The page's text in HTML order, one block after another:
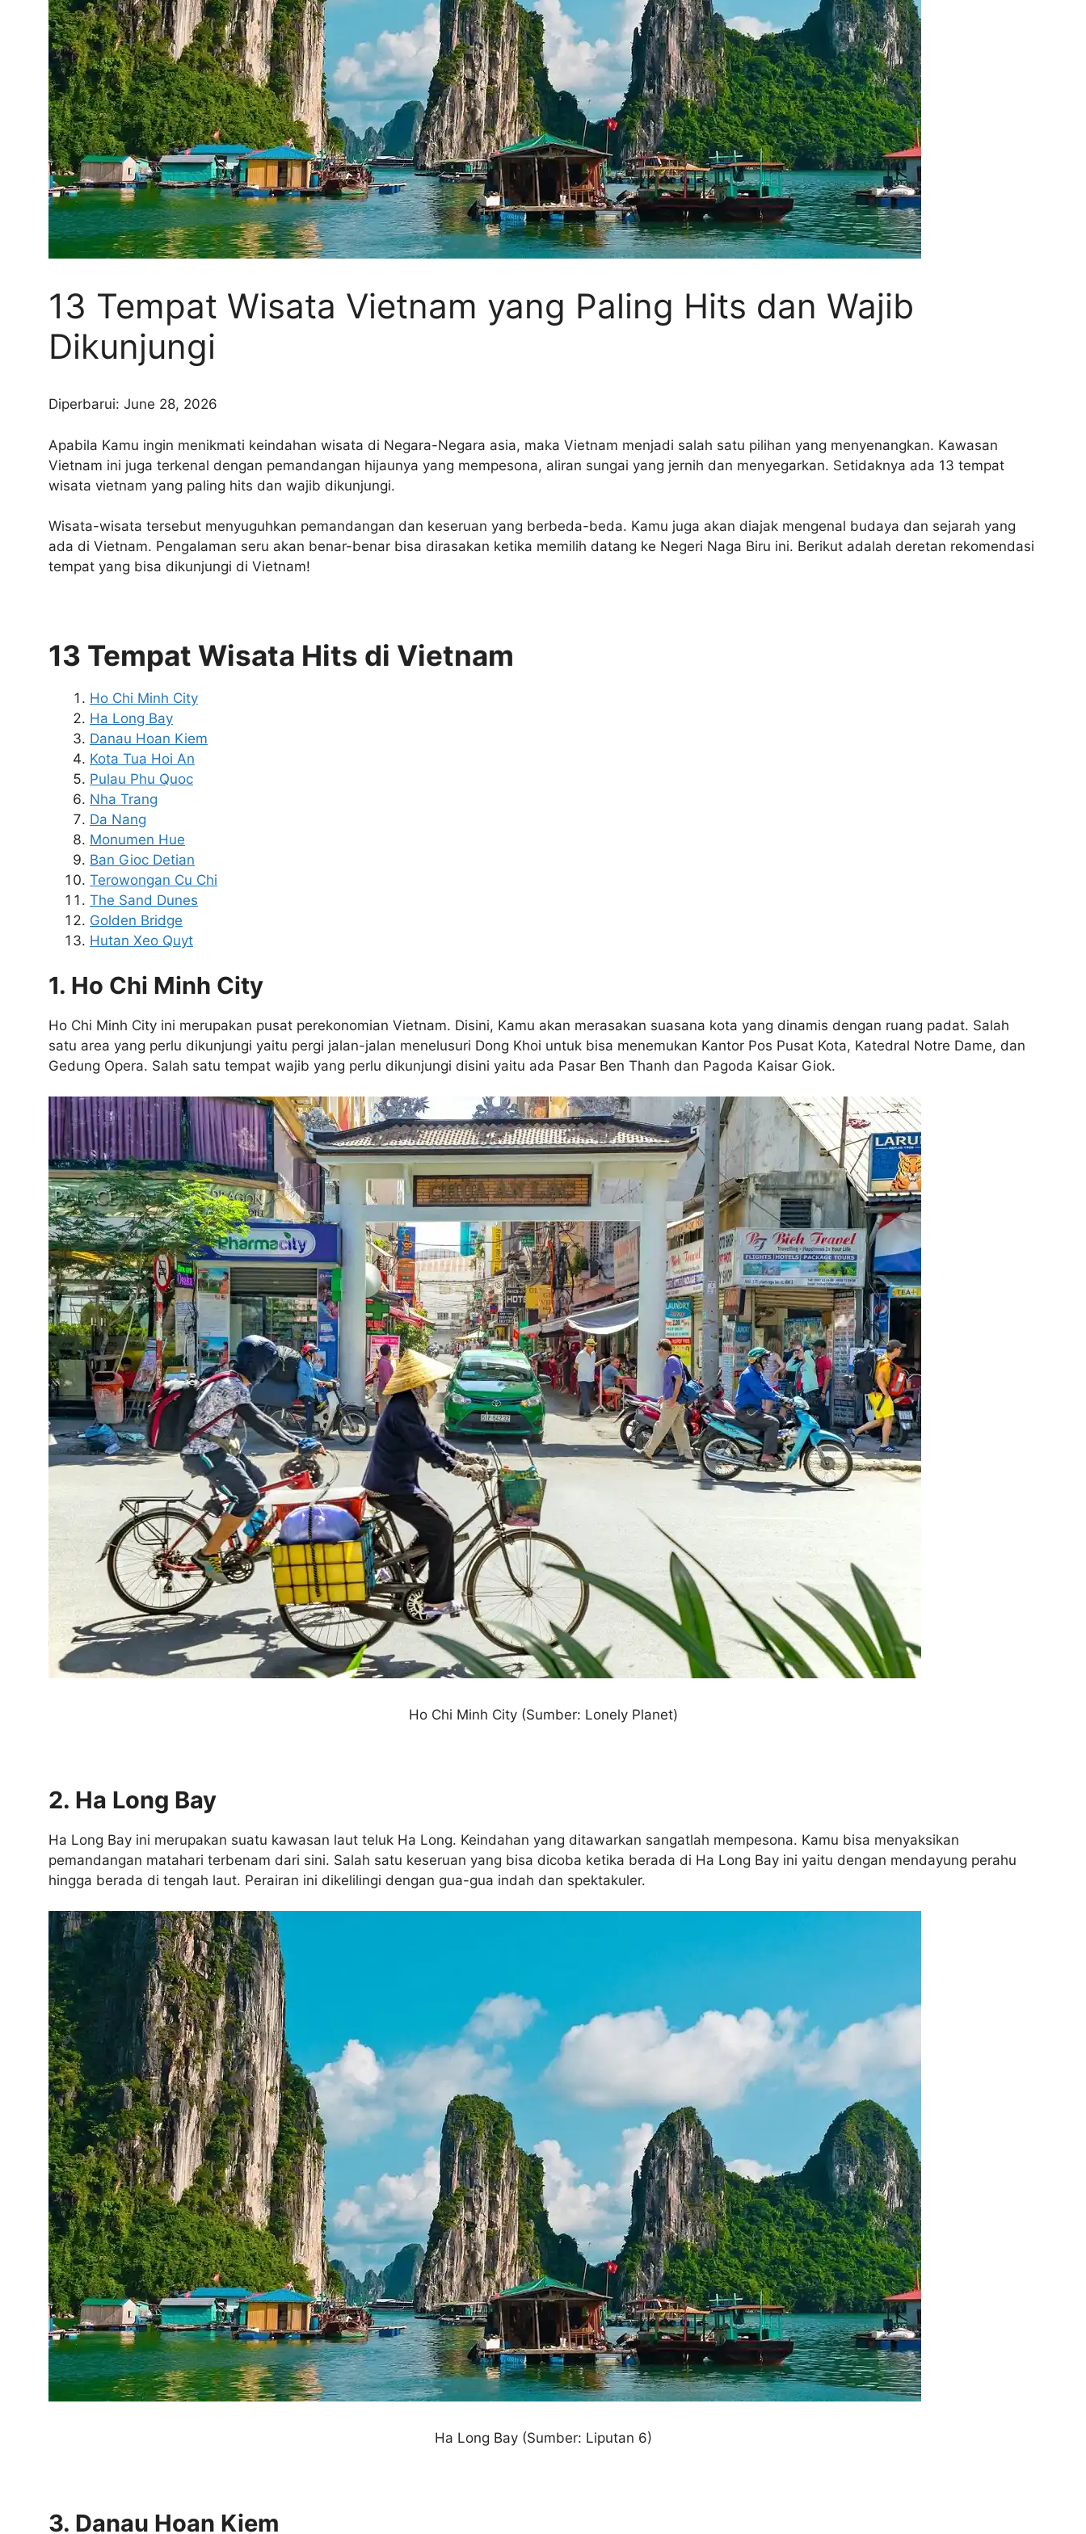
13 Tempat Wisata Vietnam yang Paling Hits dan Wajib
Dikunjungi
Diperbarui: June 28, 2026
Apabila Kamu ingin menikmati keindahan wisata di Negara-Negara asia, maka Vietnam menjadi salah satu pilihan yang menyenangkan. Kawasan
Vietnam ini juga terkenal dengan pemandangan hijaunya yang mempesona, aliran sungai yang jernih dan menyegarkan. Setidaknya ada 13 tempat
wisata vietnam yang paling hits dan wajib dikunjungi.
Wisata-wisata tersebut menyuguhkan pemandangan dan keseruan yang berbeda-beda. Kamu juga akan diajak mengenal budaya dan sejarah yang
ada di Vietnam. Pengalaman seru akan benar-benar bisa dirasakan ketika memilih datang ke Negeri Naga Biru ini. Berikut adalah deretan rekomendasi
tempat yang bisa dikunjungi di Vietnam!
13 Tempat Wisata Hits di Vietnam
Ho Chi Minh City
Ha Long Bay
Danau Hoan Kiem
Kota Tua Hoi An
Pulau Phu Quoc
Nha Trang
Da Nang
Monumen Hue
Ban Gioc Detian
Terowongan Cu Chi
The Sand Dunes
Golden Bridge
Hutan Xeo Quyt
1. Ho Chi Minh City
Ho Chi Minh City ini merupakan pusat perekonomian Vietnam. Disini, Kamu akan merasakan suasana kota yang dinamis dengan ruang padat. Salah
satu area yang perlu dikunjungi yaitu pergi jalan-jalan menelusuri Dong Khoi untuk bisa menemukan Kantor Pos Pusat Kota, Katedral Notre Dame, dan
Gedung Opera. Salah satu tempat wajib yang perlu dikunjungi disini yaitu ada Pasar Ben Thanh dan Pagoda Kaisar Giok.
Ho Chi Minh City (Sumber: Lonely Planet)
2. Ha Long Bay
Ha Long Bay ini merupakan suatu kawasan laut teluk Ha Long. Keindahan yang ditawarkan sangatlah mempesona. Kamu bisa menyaksikan
pemandangan matahari terbenam dari sini. Salah satu keseruan yang bisa dicoba ketika berada di Ha Long Bay ini yaitu dengan mendayung perahu
hingga berada di tengah laut. Perairan ini dikelilingi dengan gua-gua indah dan spektakuler.
Ha Long Bay(Sumber: Liputan 6)
3. Danau Hoan Kiem